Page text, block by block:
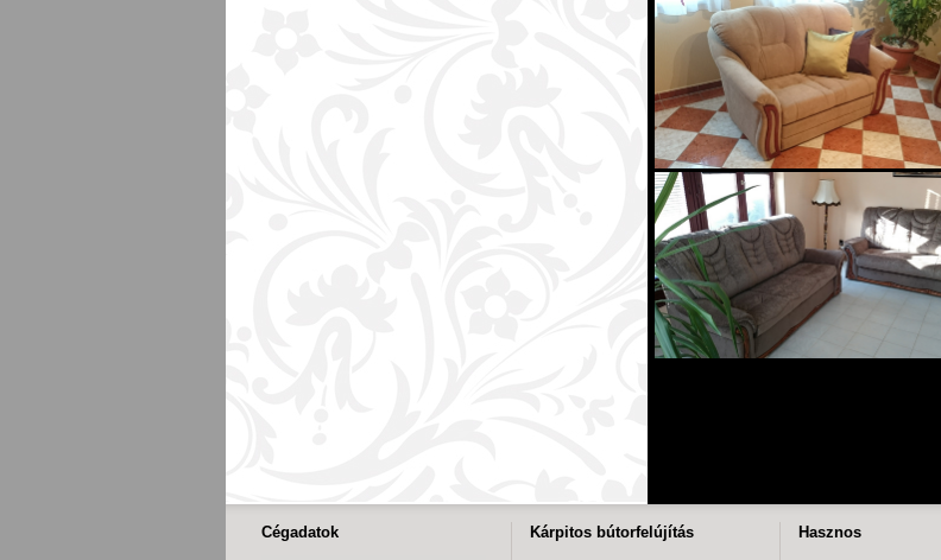
Cégadatok Kárpitos bútorfelújítás Hasznos